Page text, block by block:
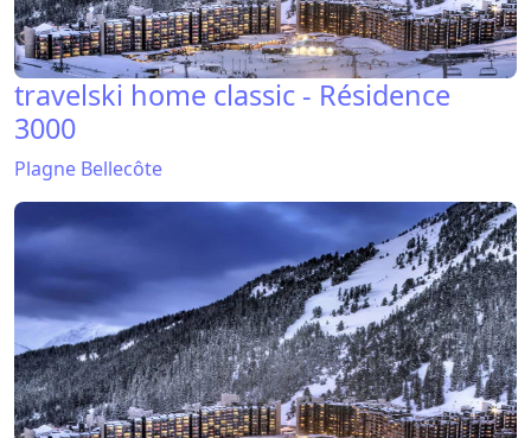
travelski home classic - Résidence
3000
Plagne Bellecôte